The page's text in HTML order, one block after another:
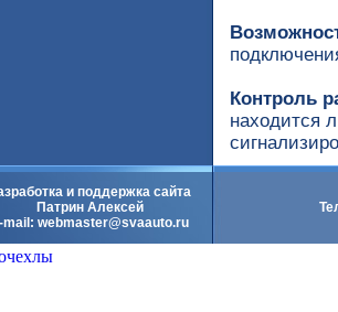
Контроль
находится
и поддержка сайта
Патрин Алексей
mail: webmaster@svaauto.ru